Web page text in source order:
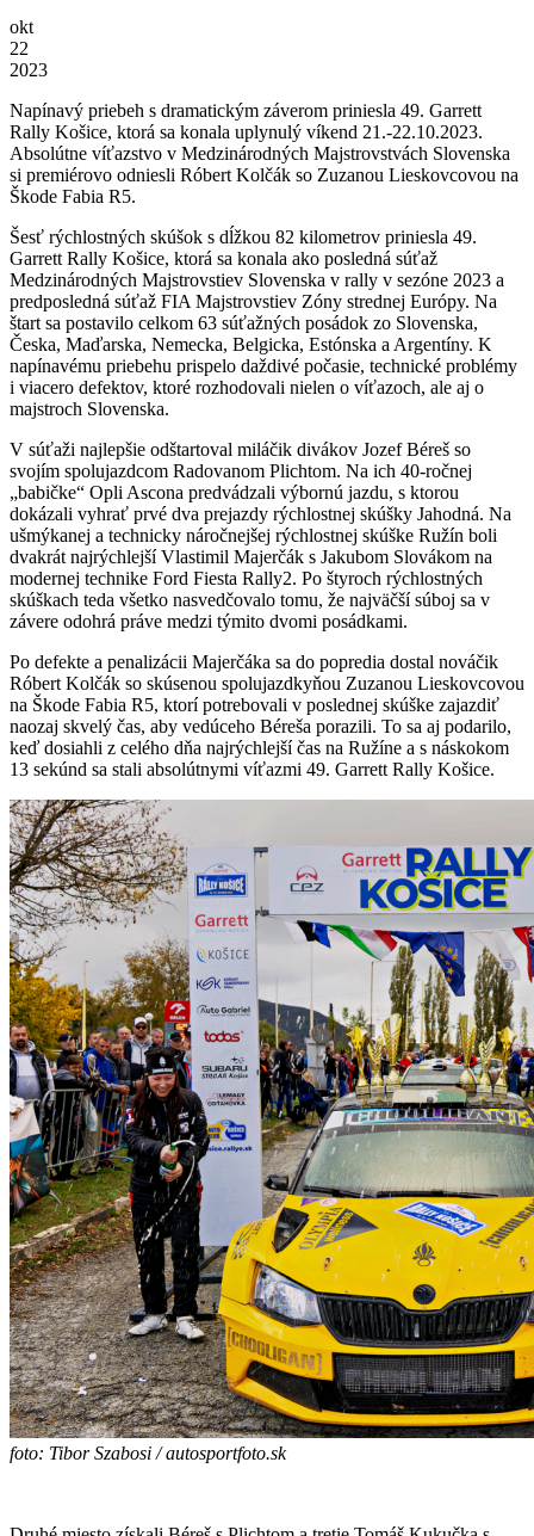
okt
22
2023
Napínavý priebeh s dramatickým záverom priniesla 49. Garrett
Rally Košice, ktorá sa konala uplynulý víkend 21.-22.10.2023.
Absolútne víťazstvo v Medzinárodných Majstrovstvách Slovenska
si premiérovo odniesli Róbert Kolčák so Zuzanou Lieskovcovou na
Škode Fabia R5.
Šesť rýchlostných skúšok s dĺžkou 82 kilometrov priniesla 49.
Garrett Rally Košice, ktorá sa konala ako posledná súťaž
Medzinárodných Majstrovstiev Slovenska v rally v sezóne 2023 a
predposledná súťaž FIA Majstrovstiev Zóny strednej Európy. Na
štart sa postavilo celkom 63 súťažných posádok zo Slovenska,
Česka, Maďarska, Nemecka, Belgicka, Estónska a Argentíny. K
napínavému priebehu prispelo daždivé počasie, technické problémy
i viacero defektov, ktoré rozhodovali nielen o víťazoch, ale aj o
majstroch Slovenska.
V súťaži najlepšie odštartoval miláčik divákov Jozef Béreš so
svojím spolujazdcom Radovanom Plichtom. Na ich 40-ročnej
„babičke“ Opli Ascona predvádzali výbornú jazdu, s ktorou
dokázali vyhrať prvé dva prejazdy rýchlostnej skúšky Jahodná. Na
ušmýkanej a technicky náročnejšej rýchlostnej skúške Ružín boli
dvakrát najrýchlejší Vlastimil Majerčák s Jakubom Slovákom na
modernej technike Ford Fiesta Rally2. Po štyroch rýchlostných
skúškach teda všetko nasvedčovalo tomu, že najväčší súboj sa v
závere odohrá práve medzi týmito dvomi posádkami.
Po defekte a penalizácii Majerčáka sa do popredia dostal nováčik
Róbert Kolčák so skúsenou spolujazdkyňou Zuzanou Lieskovcovou
na Škode Fabia R5, ktorí potrebovali v poslednej skúške zajazdiť
naozaj skvelý čas, aby vedúceho Béreša porazili. To sa aj podarilo,
keď dosiahli z celého dňa najrýchlejší čas na Ružíne a s náskokom
13 sekúnd sa stali absolútnymi víťazmi 49. Garrett Rally Košice.
foto: Tibor Szabosi / autosportfoto.sk